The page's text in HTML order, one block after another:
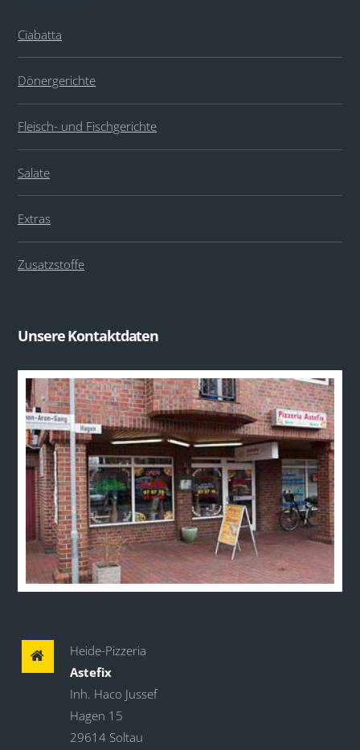
Ciabatta
Dönergerichte
Fleisch- und Fischgerichte
Salate
Extras
Zusatzstoffe
Unsere Kontaktdaten
Heide-Pizzeria
Astefix
Inh. Haco Jussef
Hagen 15
29614 Soltau